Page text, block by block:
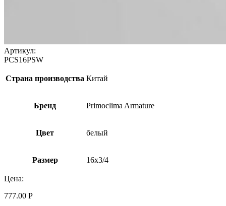
Артикул:
PCS16PSW
Страна производства Китай
Бренд Primoclima Armature
Цвет белый
Размер 16х3/4
Цена:
777.00 Р